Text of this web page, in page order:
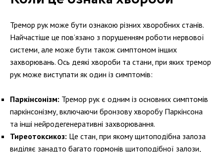
Тремор рук може бути ознакою різних хворобних станів.
Найчастіше це пов’язано з порушенням роботи нервової
системи, але може бути також симптомом інших
захворювань. Ось деякі хвороби та стани, при яких тремор
рук може виступати як один із симптомів:
Паркінсонізм: Тремор рук є одним із основних симптомів
паркінсонізму, включаючи бронзову хворобу Паркінсона
та інші нейродегенеративні захворювання.
Тиреотоксикоз: Це стан, при якому щитоподібна залоза
виділяє занадто багато гормонів щитоподібної залози,